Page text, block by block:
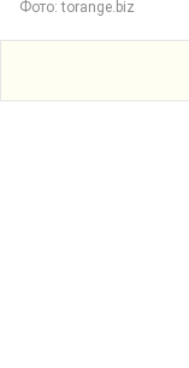
Фото: torange.biz